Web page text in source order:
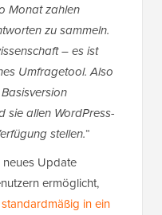
Monat zahlen
zu sammeln.
– es ist
Umfragetool. Also
sie allen WordPress-
stellen.“
neues Update
ermöglicht,
in ein